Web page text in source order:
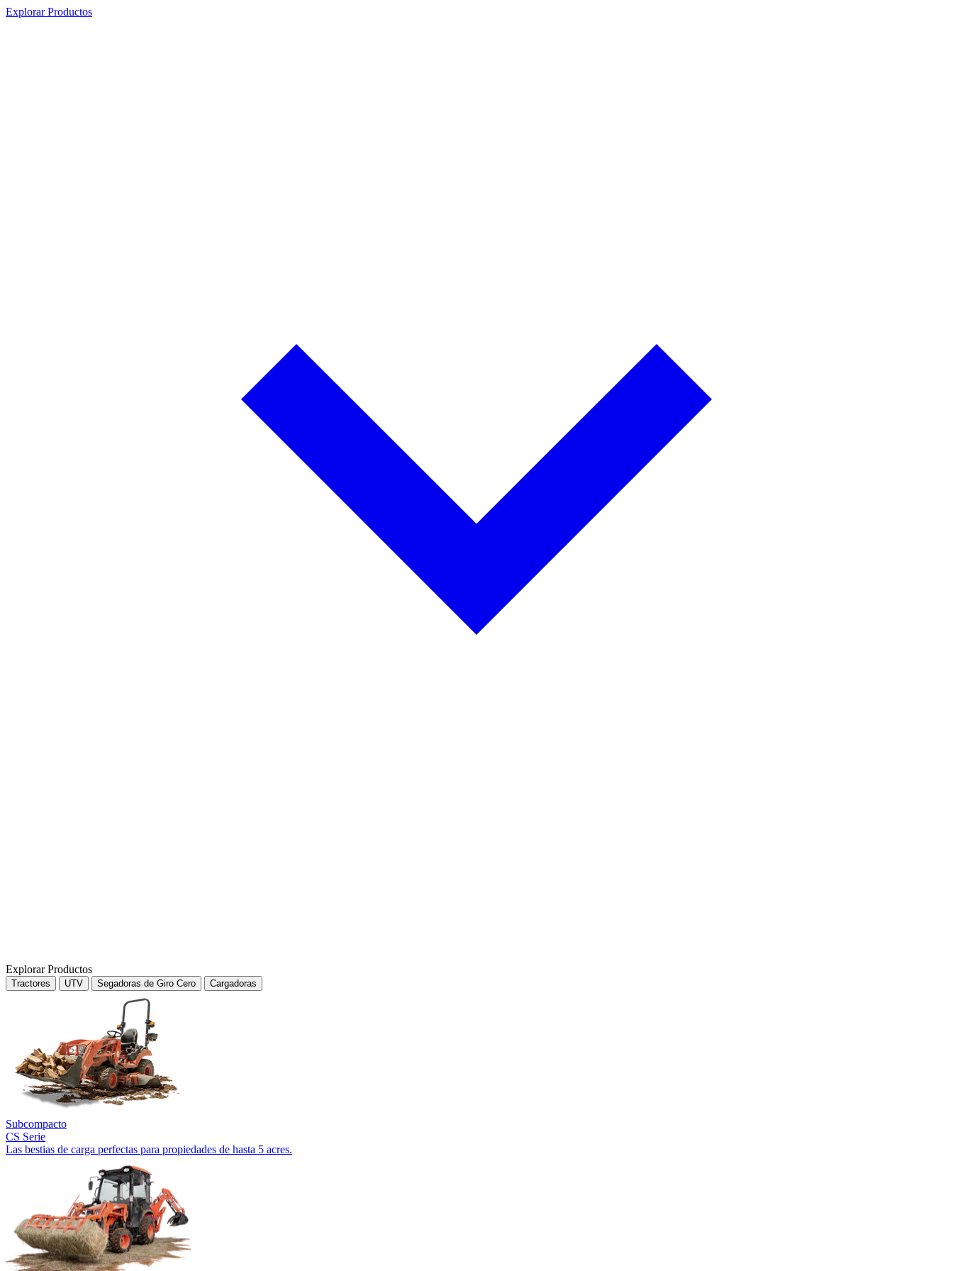
Explorar Productos
Explorar Productos
Tractores UTV Segadoras de Giro Cero Cargadoras
Subcompacto
CS Serie
Las bestias de carga perfectas para propiedades de hasta 5 acres.